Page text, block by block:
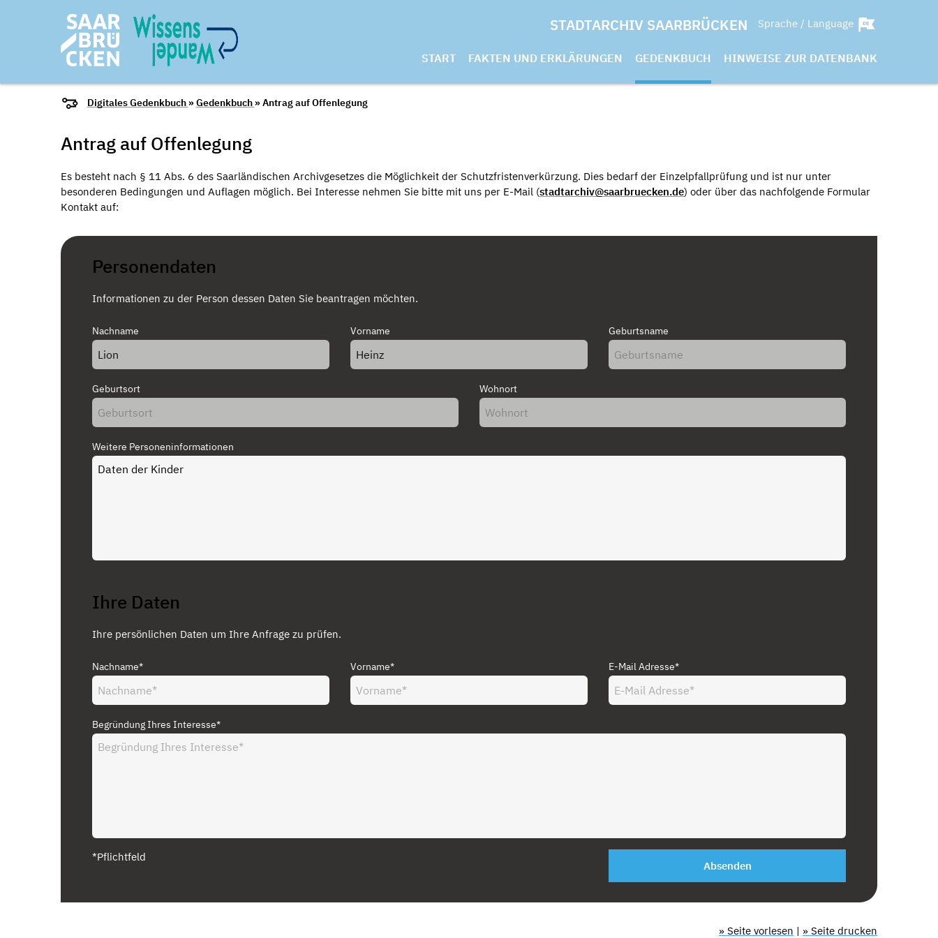
STADTARCHIV SAARBRÜCKEN Sprache / Language
START FAKTEN UND ERKLÄRUNGEN GEDENKBUCH HINWEISE ZUR DATENBANK
Digitales Gedenkbuch »Gedenkbuch » Antrag auf Offenlegung
Antrag auf Offenlegung
Es besteht nach § 11 Abs. 6 des Saarländischen Archivgesetzes die Möglichkeit der Schutzfristenverkürzung. Dies bedarf der Einzelpfallprüfung und ist nur unter
besonderen Bedingungen und Auflagen möglich. Bei Interesse nehmen Sie bitte mit uns per E-Mail (stadtarchiv@saarbruecken.de) oder über das nachfolgende Formular
Kontakt auf:
Personendaten
Informationen zu der Person dessen Daten Sie beantragen möchten.
Nachname Vorname Geburtsname
Geburtsort Wohnort
Weitere Personeninformationen
Ihre Daten
Ihre persönlichen Daten um Ihre Anfrage zu prüfen.
Nachname* Vorname* E-Mail Adresse*
Begründung Ihres Interesse*
*Pflichtfeld
Absenden
» Seite vorlesen | » Seite drucken